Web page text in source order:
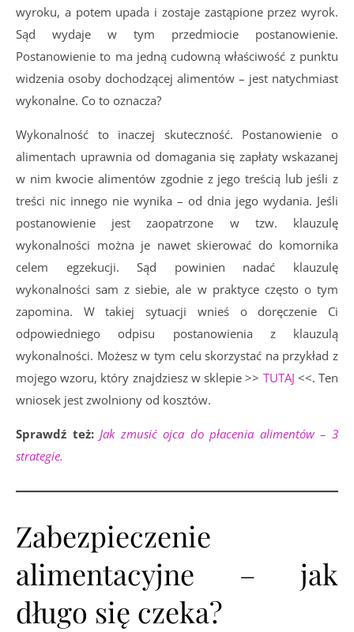
wyroku, a potem upada i zostaje zastąpione przez wyrok.
Sąd wydaje w tym przedmiocie postanowienie.
Postanowienie to ma jedną cudowną właściwość z punktu
widzenia osoby dochodzącej alimentów – jest natychmiast
wykonalne. Co to oznacza?
Wykonalność to inaczej skuteczność. Postanowienie o
alimentach uprawnia od domagania się zapłaty wskazanej
w nim kwocie alimentów zgodnie z jego treścią lub jeśli z
treści nic innego nie wynika – od dnia jego wydania. Jeśli
postanowienie jest zaopatrzone w tzw. klauzulę
wykonalności można je nawet skierować do komornika
celem egzekucji. Sąd powinien nadać klauzulę
wykonalności sam z siebie, ale w praktyce często o tym
zapomina. W takiej sytuacji wnieś o doręczenie Ci
odpowiedniego odpisu postanowienia z klauzulą
wykonalności. Możesz w tym celu skorzystać na przykład z
mojego wzoru, który znajdziesz w sklepie >> TUTAJ <<. Ten
wniosek jest zwolniony od kosztów.
Sprawdź też:Jak zmusić ojca do płacenia alimentów – 3
strategie.
Zabezpieczenie
alimentacyjne – jak
długo się czeka?